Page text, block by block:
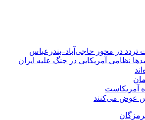
تردد در محور حاجی‌آباد–بندرعباس
نظامی آمریکایی در جنگ علیه ایران
آمریکاست
عوض می‌کنند